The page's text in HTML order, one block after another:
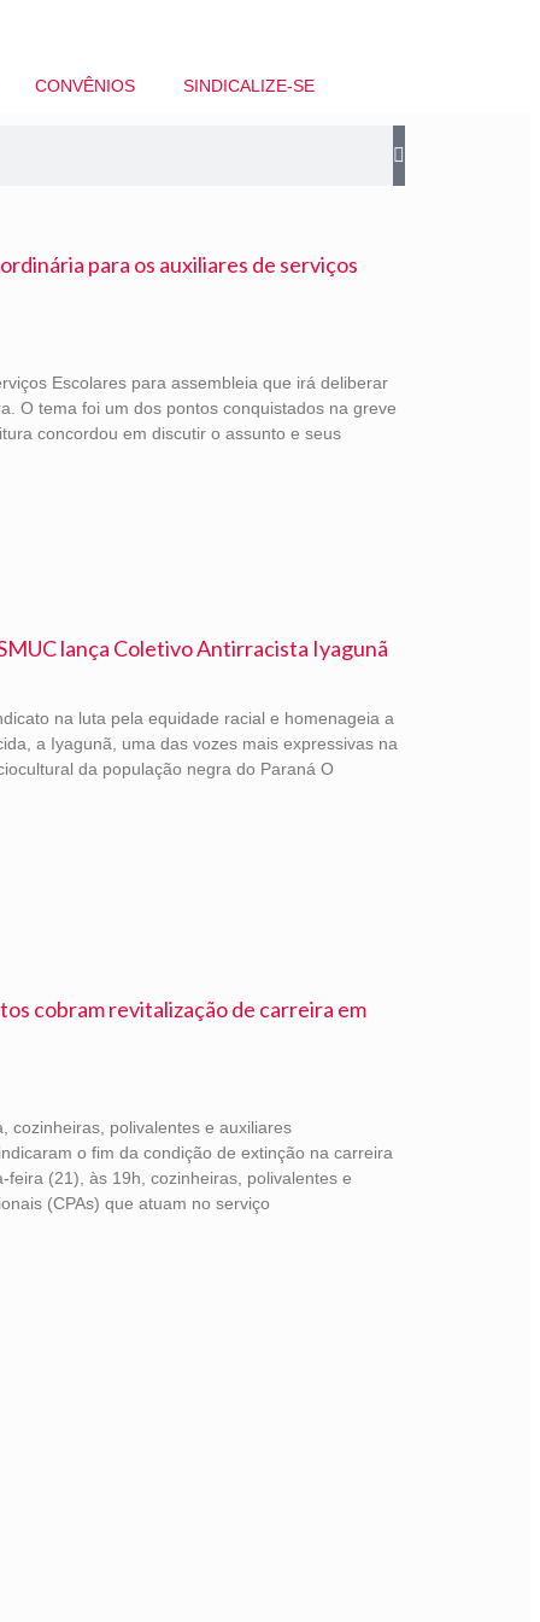
CONVÊNIOS SINDICALIZE-SE
para os auxiliares de serviços
Escolares para assembleia que irá deliberar
O tema foi um dos pontos conquistados na greve
concordou em discutir o assunto e seus
lança Coletivo Antirracista Iyagunã
na luta pela equidade racial e homenageia a
a Iyagunã, uma das vozes mais expressivas na
da população negra do Paraná O
cobram revitalização de carreira em
cozinheiras, polivalentes e auxiliares
o fim da condição de extinção na carreira
feira (21), às 19h, cozinheiras, polivalentes e
(CPAs) que atuam no serviço